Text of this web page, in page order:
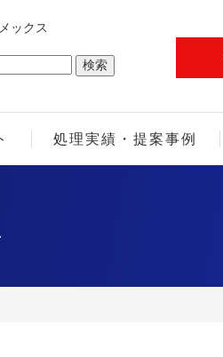
ックス
処理実績・提案事例